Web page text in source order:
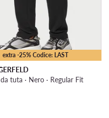
extra -25% Codice: LAST
tuta · Nero · Regular Fit